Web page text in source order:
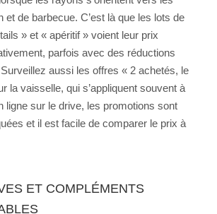
et de barbecue. C’est là que les lots de
» et « apéritif » voient leur prix
parfois avec des réductions
aussi les offres « 2 achetés, le
la vaisselle, qui s’appliquent souvent à
ligne sur le drive, les promotions sont
et il est facile de comparer le prix à
ET COMPLÉMENTS